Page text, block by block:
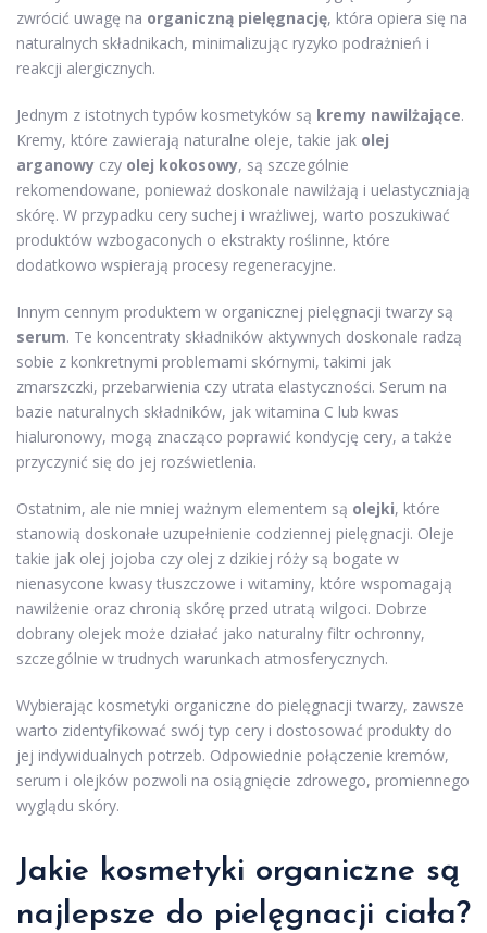
zwrócić uwagę na organiczną pielęgnację, która opiera się na
naturalnych składnikach, minimalizując ryzyko podrażnień i
reakcji alergicznych.
Jednym z istotnych typów kosmetyków są kremy nawilżające.
Kremy, które zawierają naturalne oleje, takie jak olej
arganowy czy olej kokosowy, są szczególnie
rekomendowane, ponieważ doskonale nawilżają i uelastyczniają
skórę. W przypadku cery suchej i wrażliwej, warto poszukiwać
produktów wzbogaconych o ekstrakty roślinne, które
dodatkowo wspierają procesy regeneracyjne.
Innym cennym produktem w organicznej pielęgnacji twarzy są
serum. Te koncentraty składników aktywnych doskonale radzą
sobie z konkretnymi problemami skórnymi, takimi jak
zmarszczki, przebarwienia czy utrata elastyczności. Serum na
bazie naturalnych składników, jak witamina C lub kwas
hialuronowy, mogą znacząco poprawić kondycję cery, a także
przyczynić się do jej rozświetlenia.
Ostatnim, ale nie mniej ważnym elementem są olejki, które
stanowią doskonałe uzupełnienie codziennej pielęgnacji. Oleje
takie jak olej jojoba czy olej z dzikiej róży są bogate w
nienasycone kwasy tłuszczowe i witaminy, które wspomagają
nawilżenie oraz chronią skórę przed utratą wilgoci. Dobrze
dobrany olejek może działać jako naturalny filtr ochronny,
szczególnie w trudnych warunkach atmosferycznych.
Wybierając kosmetyki organiczne do pielęgnacji twarzy, zawsze
warto zidentyfikować swój typ cery i dostosować produkty do
jej indywidualnych potrzeb. Odpowiednie połączenie kremów,
serum i olejków pozwoli na osiągnięcie zdrowego, promiennego
wyglądu skóry.
Jakie kosmetyki organiczne są
najlepsze do pielęgnacji ciała?